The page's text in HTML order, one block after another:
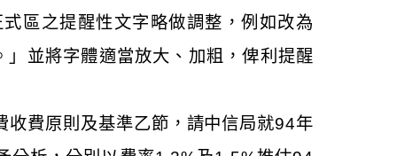
區之提醒性文字略做調整，例如改為
並將字體適當放大、加粗，俾利提醒
費原則及基準乙節，請中信局就94年